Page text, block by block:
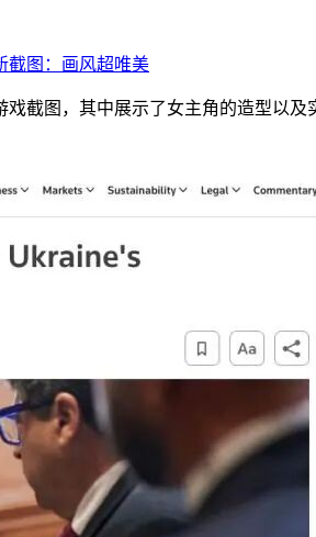
截图：画风超唯美
截图，其中展示了女主角的造型以